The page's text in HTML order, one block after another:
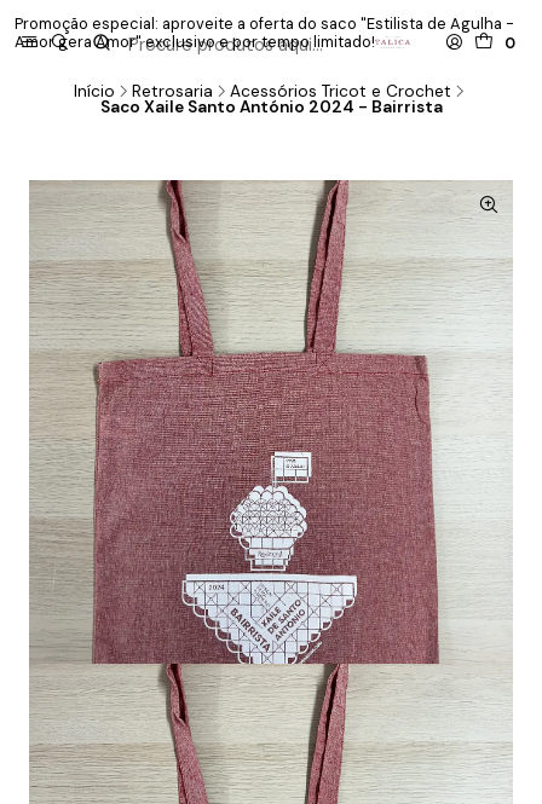
0
Promoção especial: aproveite a oferta do saco "Estilista de Agulha -
Amor gera Amor" exclusivo e por tempo limitado!
Início Retrosaria Acessórios Tricot e Crochet
Saco Xaile Santo António 2024 - Bairrista